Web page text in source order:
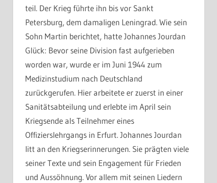
teil. Der Krieg führte ihn bis vor Sankt
Petersburg, dem damaligen Leningrad. Wie sein
Sohn Martin berichtet, hatte Johannes Jourdan
Glück: Bevor seine Division fast aufgerieben
worden war, wurde er im Juni 1944 zum
Medizinstudium nach Deutschland
zurückgerufen. Hier arbeitete er zuerst in einer
Sanitätsabteilung und erlebte im April sein
Kriegsende als Teilnehmer eines
Offizierslehrgangs in Erfurt. Johannes Jourdan
litt an den Kriegserinnerungen. Sie prägten viele
seiner Texte und sein Engagement für Frieden
und Aussöhnung. Vor allem mit seinen Liedern